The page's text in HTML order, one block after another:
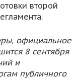
второй
официальное
8 сентября
и
публичного